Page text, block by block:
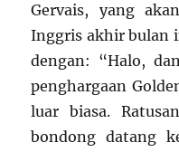
Gervais, yang
Inggris akhir bulan
dengan: “Halo,
penghargaan
luar biasa.
bondong datang